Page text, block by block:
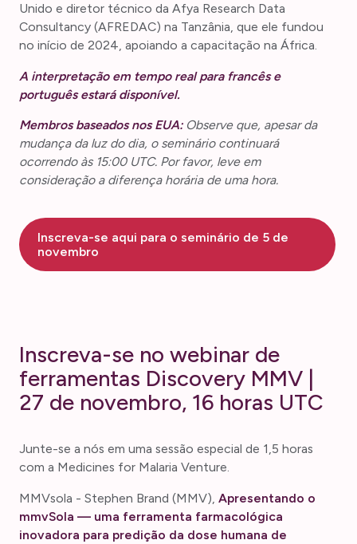
Unido e diretor técnico da Afya Research Data
Consultancy (AFREDAC) na Tanzânia, que ele fundou
no início de 2024, apoiando a capacitação na África.
A interpretação em tempo real para francês e
português estará disponível.
Membros baseados nos EUA: Observe que, apesar da
mudança da luz do dia, o seminário continuará
ocorrendo às 15:00 UTC. Por favor, leve em
consideração a diferença horária de uma hora.
Inscreva-se aqui para o seminário de 5 de
novembro
Inscreva-se no webinar de
ferramentas Discovery MMV |
27 de novembro, 16 horas UTC
Junte-se a nós em uma sessão especial de 1,5 horas
com a Medicines for Malaria Venture.
MMVsola - Stephen Brand (MMV), Apresentando o
mmvSola — uma ferramenta farmacológica
inovadora para predição da dose humana de